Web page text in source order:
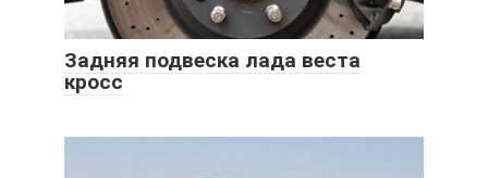
Задняя подвеска лада веста
кросс